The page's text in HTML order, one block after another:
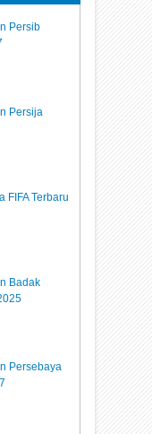
Persib
Persija
FIFA Terbaru
Badak
Persebaya